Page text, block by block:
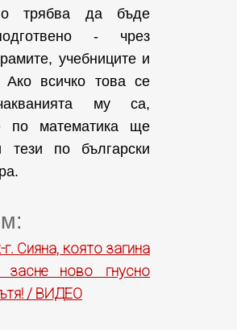
трябва да бъде
- чрез
учебниците и
Ако всичко това се
му са,
по математика ще
тези по български
Сияна, която загина
засне ново гнусно
/ ВИДЕО